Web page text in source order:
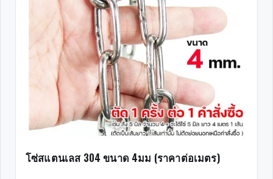
โซ่สแตนเลส 304 ขนาด 4มม (ราคาต่อเมตร)